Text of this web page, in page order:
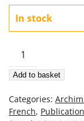
In stock
Catecheses
Et
Discours
–
Add to basket
Categories:
French,